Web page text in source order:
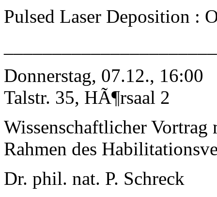
Pulsed Laser Deposition :
Donnerstag, 07.12., 16:00
Talstr. 35, HÃ¶rsaal 2
Wissenschaftlicher
Rahmen des
Dr. phil. nat. P. Schreck